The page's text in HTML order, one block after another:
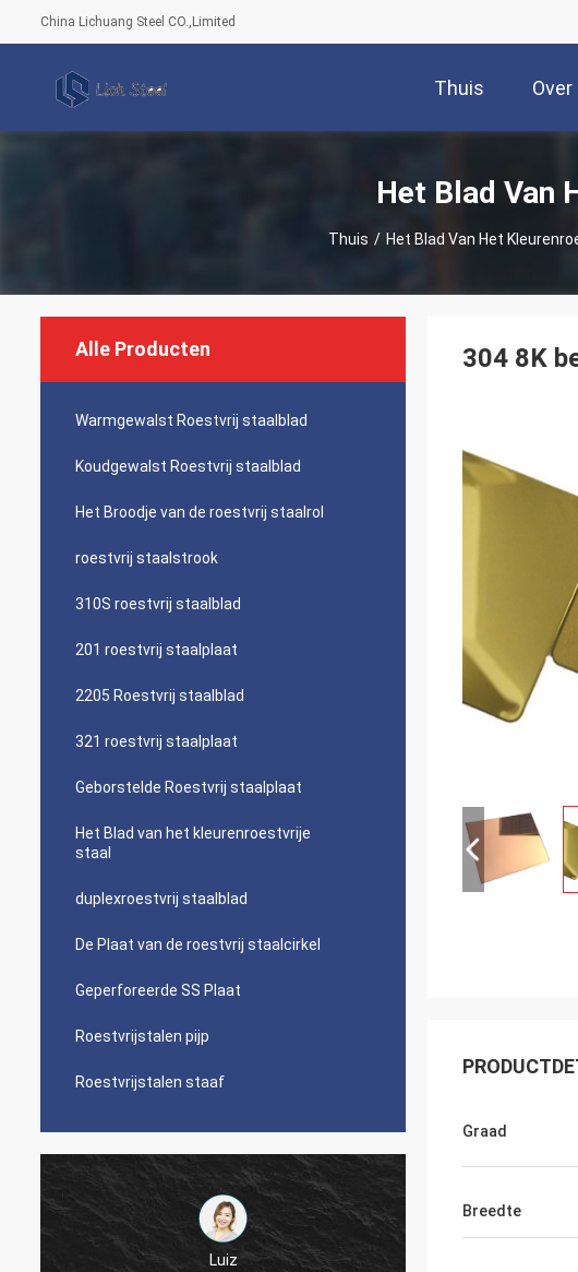
China Lichuang Steel CO.,Limited
Thuis Over
Het Blad Van
Thuis / Het Blad Van Het
Alle Producten
Warmgewalst Roestvrij staalblad
Koudgewalst Roestvrij staalblad
Het Broodje van de roestvrij staalrol
roestvrij staalstrook
310S roestvrij staalblad
201 roestvrij staalplaat
2205 Roestvrij staalblad
321 roestvrij staalplaat
Geborstelde Roestvrij staalplaat
Het Blad van het kleurenroestvrije
staal
duplexroestvrij staalblad
De Plaat van de roestvrij staalcirkel
Geperforeerde SS Plaat
Roestvrijstalen pijp
Roestvrijstalen staaf
304 8K
Graad
Breedte